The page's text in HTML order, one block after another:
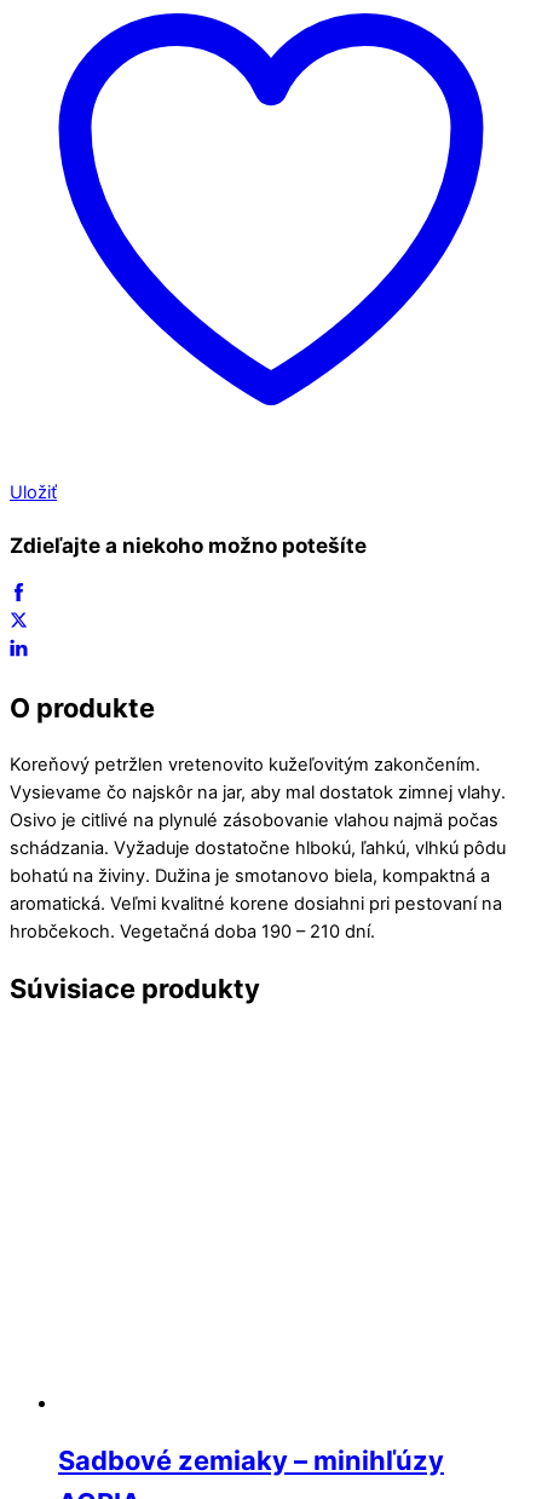
Uložiť
Zdieľajte a niekoho možno potešíte
O produkte
Koreňový petržlen vretenovito kužeľovitým zakončením.
Vysievame čo najskôr na jar, aby mal dostatok zimnej vlahy.
Osivo je citlivé na plynulé zásobovanie vlahou najmä počas
schádzania. Vyžaduje dostatočne hlbokú, ľahkú, vlhkú pôdu
bohatú na živiny. Dužina je smotanovo biela, kompaktná a
aromatická. Veľmi kvalitné korene dosiahni pri pestovaní na
hrobčekoch. Vegetačná doba 190 – 210 dní.
Súvisiace produkty
Sadbové zemiaky – minihľúzy